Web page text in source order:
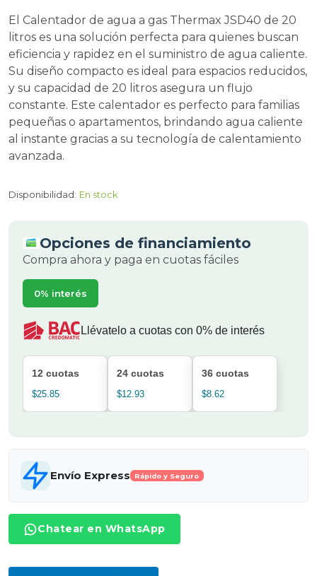
El Calentador de agua a gas Thermax JSD40 de 20
litros es una solución perfecta para quienes buscan
eficiencia y rapidez en el suministro de agua caliente.
Su diseño compacto es ideal para espacios reducidos,
y su capacidad de 20 litros asegura un flujo
constante. Este calentador es perfecto para familias
pequeñas o apartamentos, brindando agua caliente
al instante gracias a su tecnología de calentamiento
avanzada.
Disponibilidad: En stock
Opciones de financiamiento
Compra ahora y paga en cuotas fáciles
0% interés
Llévatelo a cuotas con 0% de interés
12 cuotas
$25.85
24 cuotas
$12.93
36 cuotas
$8.62
Envío Express Rápido y Seguro
Chatear en WhatsApp